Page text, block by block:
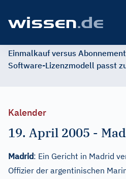
Einmalkauf versus
Software-Lizenzmodell passt
Kalender
19. April 2005 -
Madrid: Ein Gericht in Madrid
Offizier der argentinischen